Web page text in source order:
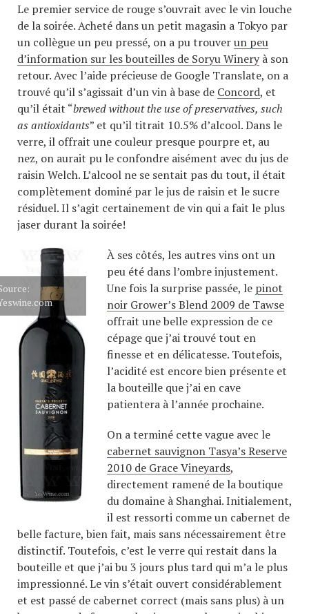
Le premier service de rouge s’ouvrait avec le vin louche
de la soirée. Acheté dans un petit magasin a Tokyo par
un collègue un peu pressé, on a pu trouverun peu
d’information sur les bouteilles de Soryu Wineryà son
retour. Avec l’aide précieuse de Google Translate, on a
trouvé qu’il s’agissait d’un vin à base de Concord, et
qu’il était “brewed without the use of preservatives, such
as antioxidants” et qu’il titrait 10.5% d’alcool. Dans le
verre, il offrait une couleur presque pourpre et, au
nez, on aurait pu le confondre aisément avec du jus de
raisin Welch. L’alcool ne se sentait pas du tout, il était
complètement dominé par le jus de raisin et le sucre
résiduel. Il s’agit certainement de vin qui a fait le plus
jaser durant la soirée!
À ses côtés, les autres vins ont un
peu été dans l’ombre injustement.
Une fois la surprise passée, le pinot
noir Grower’s Blend 2009 de Tawse
offrait une belle expression de ce
cépage que j’ai trouvé tout en
finesse et en délicatesse. Toutefois,
l’acidité est encore bien présente et
la bouteille que j’ai en cave
patientera à l’année prochaine.
On a terminé cette vague avec le
cabernet sauvignon Tasya’s Reserve
2010 de Grace Vineyards,
directement ramené de la boutique
du domaine à Shanghai. Initialement,
il est ressorti comme un cabernet de
belle facture, bien fait, mais sans nécessairement être
distinctif. Toutefois, c’est le verre qui restait dans la
bouteille et que j’ai bu 3 jours plus tard qui m’a le plus
impressionné. Le vin s’était ouvert considérablement
et est passé de cabernet correct (mais sans plus) à un